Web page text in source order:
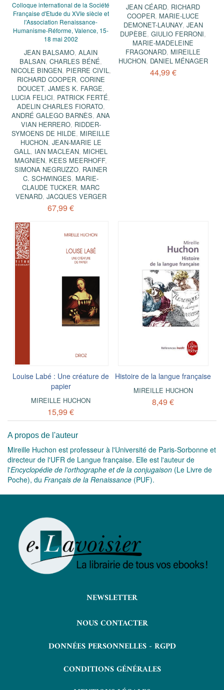
Colloque international de la Société
Française d'Etude du XVIe siècle et
l'Association Renaissance-
Humanisme-Réforme, Valence, 15-
18 mai 2002
JEAN BALSAMO,ALAIN
BALSAN,CHARLES BÉNÉ,
NICOLE BINGEN, PIERRE CIVIL,
RICHARD COOPER, CORINE
DOUCET, JAMES K. FARGE,
LUCIA FELICI, PATRICK FERTÉ,
ADELIN CHARLES FIORATO,
ANDRÉ GALEGO BARNÈS,ANA
VIAN HERRERO, RIDDER-
SYMOENS DE HILDE, MIREILLE
HUCHON, JEAN-MARIE LE
GALL, IAN MACLEAN, MICHEL
MAGNIEN, KEES MEERHOFF,
SIMONA NEGRUZZO, RAINER
C. SCHWINGES, MARIE-
CLAUDE TUCKER, MARC
VENARD, JACQUES VERGER
67,99 €
JEAN CÉARD, RICHARD
COOPER, MARIE-LUCE
DEMONET-LAUNAY, JEAN
DUPÈBE,GIULIO FERRONI,
MARIE-MADELEINE
FRAGONARD, MIREILLE
HUCHON, DANIEL MÉNAGER
44,99 €
Louise Labé : Une créature de
papier
MIREILLE HUCHON
15,99 €
Histoire de la langue française
MIREILLE HUCHON
8,49 €
A propos de l'auteur
Mireille Huchon est professeur à l'Université de Paris-Sorbonne et
directeur de l'UFR de Langue française. Elle est l'auteur de
l'Encyclopédie de l'orthographe et de la conjugaison (Le Livre de
Poche), du Français de la Renaissance (PUF).
NEWSLETTER
NOUS CONTACTER
DONNÉES PERSONNELLES - RGPD
CONDITIONS GÉNÉRALES